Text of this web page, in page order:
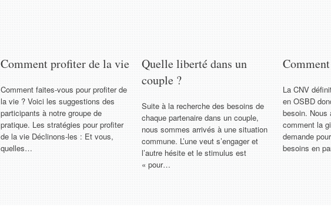
Comment profiter de la vie
Comment faites-vous pour profiter de
la vie ? Voici les suggestions des
participants à notre groupe de
pratique. Les stratégies pour profiter
de la vie Déclinons-les : Et vous,
quelles…
Quelle liberté dans un
couple ?
Suite à la recherche des besoins de
chaque partenaire dans un couple,
nous sommes arrivés à une situation
commune. L’une veut s’engager et
l’autre hésite et le stimulus est
« pour…
La CNV
en OSBD
besoin. Nous
comment la
demande
besoins en